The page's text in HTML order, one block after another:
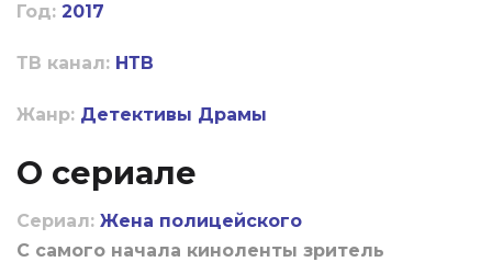
Год: 2017
ТВ канал: НТВ
Жанр: Детективы Драмы
О сериале
Сериал: Жена полицейского
С самого начала киноленты зритель